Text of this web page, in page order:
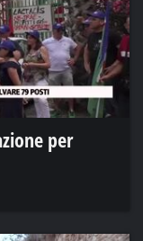
per